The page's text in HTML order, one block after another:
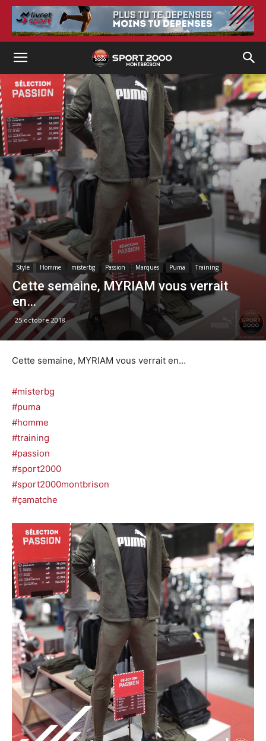
Style Homme misterbg Passion Marques Puma Training
Cette semaine, MYRIAM vous verrait
en…
25 octobre 2018
Cette semaine, MYRIAM vous verrait en…
#misterbg
#puma
#homme
#training
#passion
#sport2000
#sport2000montbrison
#çamatche